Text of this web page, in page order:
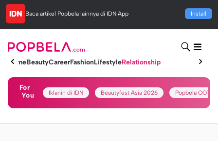
Baca artikel Popbela lainnya di IDN App Install
HomeBeautyCareerFashionLifestyleRelationship
For
You
Iklanin di IDN Beautyfest Asia 2026 Popbela OOTD